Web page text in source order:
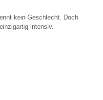
kein Geschlecht. Doch
intensiv.